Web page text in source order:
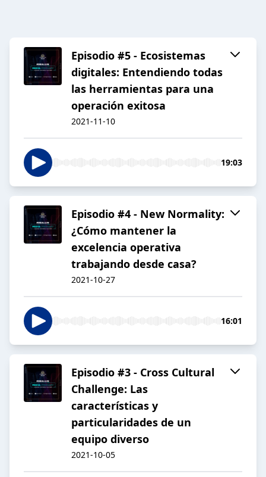
Episodio #5 - Ecosistemas
digitales: Entendiendo todas
las herramientas para una
operación exitosa
2021-11-10
19:03
Episodio #4 - New Normality:
¿Cómo mantener la
excelencia operativa
trabajando desde casa?
2021-10-27
16:01
Episodio #3 - Cross Cultural
Challenge: Las
características y
particularidades de un
equipo diverso
2021-10-05